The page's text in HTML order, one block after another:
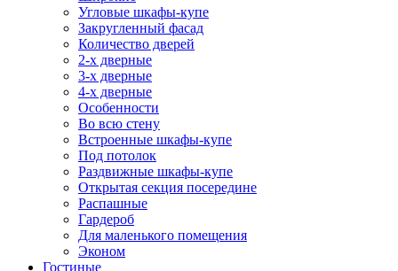
Угловые шкафы-купе
Закругленный фасад
Количество дверей
2-х дверные
3-х дверные
4-х дверные
Особенности
Во всю стену
Встроенные шкафы-купе
Под потолок
Раздвижные шкафы-купе
Открытая секция посередине
Распашные
Гардероб
Для маленького помещения
Эконом
Гостиные